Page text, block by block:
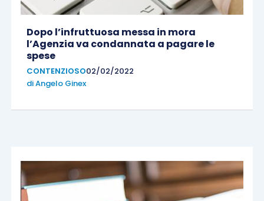
Dopo l’infruttuosa messa in mora
l’Agenzia va condannata a pagare le
spese
CONTENZIOSO02/02/2022
diAngelo Ginex